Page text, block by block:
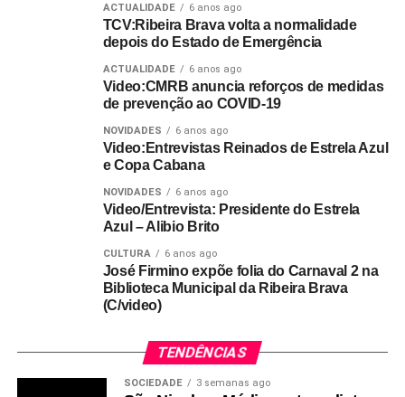
ACTUALIDADE 6 anos ago
TCV:Ribeira Brava volta a normalidade
depois do Estado de Emergência
ACTUALIDADE 6 anos ago
Video:CMRB anuncia reforços de medidas
de prevenção ao COVID-19
NOVIDADES 6 anos ago
Video:Entrevistas Reinados de Estrela Azul
e Copa Cabana
NOVIDADES 6 anos ago
Video/Entrevista: Presidente do Estrela
Azul – Alibio Brito
CULTURA 6 anos ago
José Firmino expõe folia do Carnaval 2 na
Biblioteca Municipal da Ribeira Brava
(C/video)
TENDÊNCIAS
SOCIEDADE 3 semanas ago